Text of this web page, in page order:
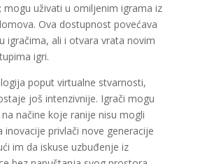
mogu uživati u omiljenim igrama iz
Ova dostupnost povećava
igračima, ali i otvara vrata novim
igri.
poput virtualne stvarnosti,
još intenzivnije. Igrači mogu
načine koje ranije nisu mogli
inovacije privlači nove generacije
im da iskuse uzbuđenje iz